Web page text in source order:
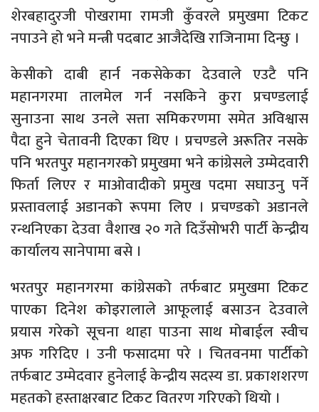
शेरबहादुरजी पोखरामा रामजी कुँवरले प्रमुखमा टिकट
नपाउने हो भने मन्त्री पदबाट आजैदेखि राजिनामा दिन्छु ।
केसीको दाबी हार्न नकसेकेका देउवाले एउटै पनि
महानगरमा तालमेल गर्न नसकिने कुरा प्रचण्डलाई
सुनाउना साथ उनले सत्ता समिकरणमा समेत अविश्वास
पैदा हुने चेतावनी दिएका थिए । प्रचण्डले अरूतिर नसके
पनि भरतपुर महानगरको प्रमुखमा भने कांग्रेसले उम्मेदवारी
फिर्ता लिएर र माओवादीको प्रमुख पदमा सघाउनु पर्ने
प्रस्तावलाई अडानको रूपमा लिए । प्रचण्डको अडानले
रन्थनिएका देउवा वैशाख २० गते दिउँसोभरी पार्टी केन्द्रीय
कार्यालय सानेपामा बसे ।
भरतपुर महानगरमा कांग्रेसको तर्फबाट प्रमुखमा टिकट
पाएका दिनेश कोइरालाले आफूलाई बसाउन देउवाले
प्रयास गरेको सूचना थाहा पाउना साथ मोबाईल स्वीच
अफ गरिदिए । उनी फसादमा परे । चितवनमा पार्टीको
तर्फबाट उम्मेदवार हुनेलाई केन्द्रीय सदस्य डा. प्रकाशशरण
महतको हस्ताक्षरबाट टिकट वितरण गरिएको थियो ।